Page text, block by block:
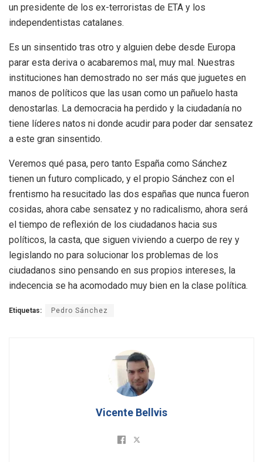
un presidente de los ex-terroristas de ETA y los
independentistas catalanes.
Es un sinsentido tras otro y alguien debe desde Europa
parar esta deriva o acabaremos mal, muy mal. Nuestras
instituciones han demostrado no ser más que juguetes en
manos de políticos que las usan como un pañuelo hasta
denostarlas. La democracia ha perdido y la ciudadanía no
tiene líderes natos ni donde acudir para poder dar sensatez
a este gran sinsentido.
Veremos qué pasa, pero tanto España como Sánchez
tienen un futuro complicado, y el propio Sánchez con el
frentismo ha resucitado las dos españas que nunca fueron
cosidas, ahora cabe sensatez y no radicalismo, ahora será
el tiempo de reflexión de los ciudadanos hacia sus
políticos, la casta, que siguen viviendo a cuerpo de rey y
legislando no para solucionar los problemas de los
ciudadanos sino pensando en sus propios intereses, la
indecencia se ha acomodado muy bien en la clase política.
Etiquetas: Pedro Sánchez
Vicente Bellvis